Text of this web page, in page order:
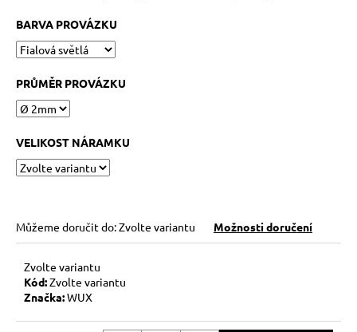
BARVA PROVÁZKU
PRŮMĚR PROVÁZKU
VELIKOST NÁRAMKU
Můžeme doručit do:Zvolte variantu Možnosti doručení
Zvolte variantu
Kód:Zvolte variantu
Značka:WUX
j
e
m
e
KABBALAH
ONE
SILVER
89